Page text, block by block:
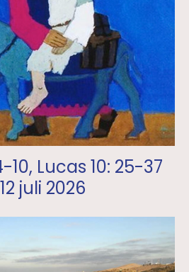
Lucas 10: 25-37
juli 2026